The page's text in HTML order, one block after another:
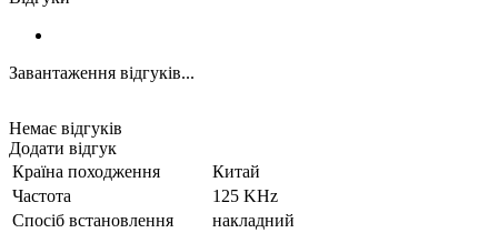
Завантаження відгуків...
Немає відгуків
Додати відгук
Країна походження
Китай
Частота
125 KHz
Спосіб встановлення
накладний